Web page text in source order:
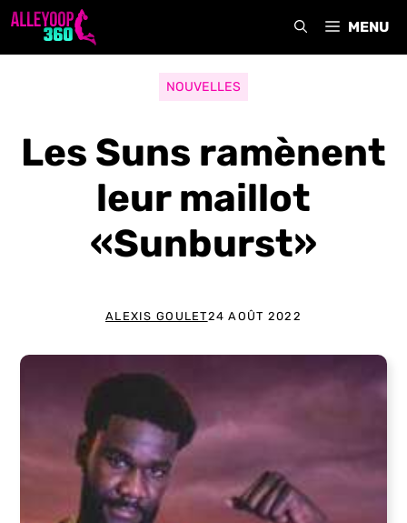
Aller
MENU
NOUVELLES
Les Suns ramènent
leur maillot
«Sunburst»
ALEXIS GOULET24 AOÛT 2022